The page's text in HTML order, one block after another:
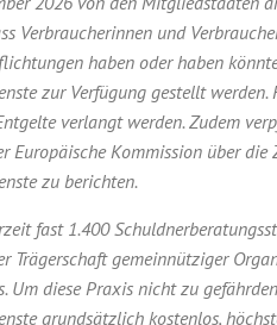
Verbraucherinnen und
haben oder haben
zur Verfügung gestellt
verlangt werden. Zudem
Europäische Kommission über die
zu berichten.
fast 1.400
Trägerschaft gemeinnütziger
Um diese Praxis nicht zu
grundsätzlich kostenlos,